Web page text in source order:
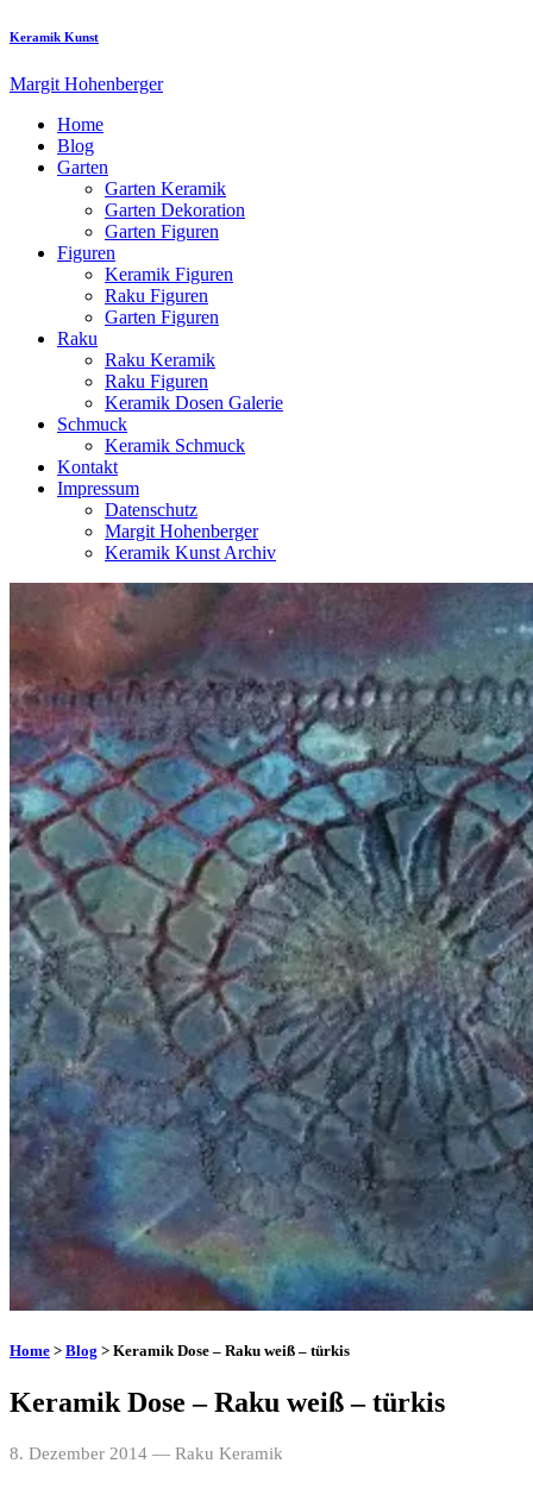
Keramik Kunst
Margit Hohenberger
Home
Blog
Garten
Garten Keramik
Garten Dekoration
Garten Figuren
Figuren
Keramik Figuren
Raku Figuren
Garten Figuren
Raku
Raku Keramik
Raku Figuren
Keramik Dosen Galerie
Schmuck
Keramik Schmuck
Kontakt
Impressum
Datenschutz
Margit Hohenberger
Keramik Kunst Archiv
Home > Blog > Keramik Dose – Raku weiß – türkis
Keramik Dose – Raku weiß – türkis
8. Dezember 2014 — Raku Keramik